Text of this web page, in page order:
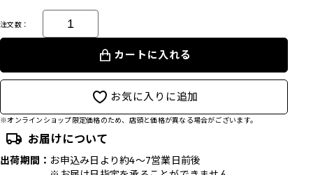
注文数：
カートに入れる
お気に入りに追加
※オンラインショップ限定価格のため、店頭と価格が異なる場合がございます。
お届けについて
出荷期間： お申込み日より約4～7営業日前後